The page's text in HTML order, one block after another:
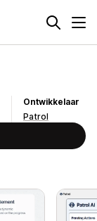
Ontwikkelaar
Patrol